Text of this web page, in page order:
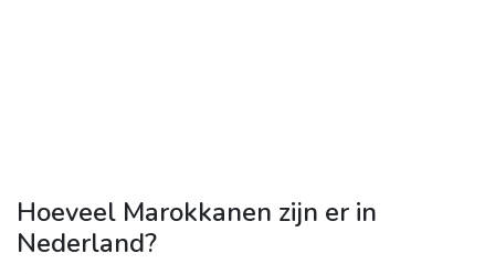
Hoeveel Marokkanen zijn er in
Nederland?